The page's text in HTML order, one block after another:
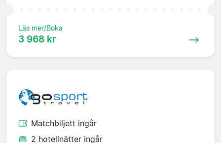
Läs mer/Boka
3 968 kr
Matchbiljett ingår
2 hotellnätter ingår